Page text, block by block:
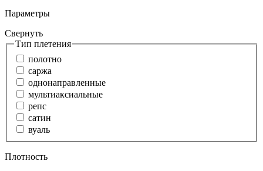
Параметры
Свернуть
Тип плетения
полотно
саржа
однонаправленные
мультиаксиальные
репс
сатин
вуаль
Плотность